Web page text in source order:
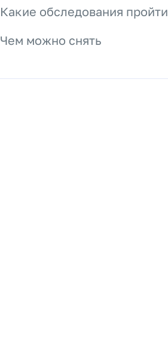
Какие обследования пройти
Чем можно снять